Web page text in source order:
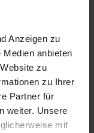
Anzeigen zu
anbieten
zu
zu Ihrer
Partner für
weiter. Unsere
mit
unabdingbare
Einigung
ohne
politische
der
gefährdetes